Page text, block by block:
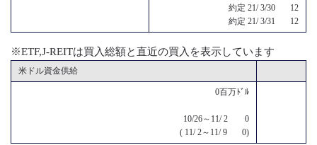
約定 21/ 3/30 12
約定 21/ 3/31 12
※ETF,J-REITは買入総額と直近の買入を表示しています
米ドル資金供給
0百万ﾄﾞﾙ
10/26～11/ 2 0
( 11/ 2～11/ 9 0)